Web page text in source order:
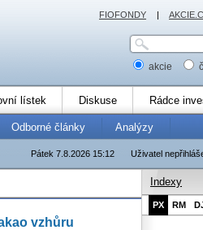
akcie
lístek Diskuse Rádce
Odborné články Analýzy
Uživatel
Pátek 7.8.2026 15:12
vzhůru
Indexy
PX RM
FIOFONDY |